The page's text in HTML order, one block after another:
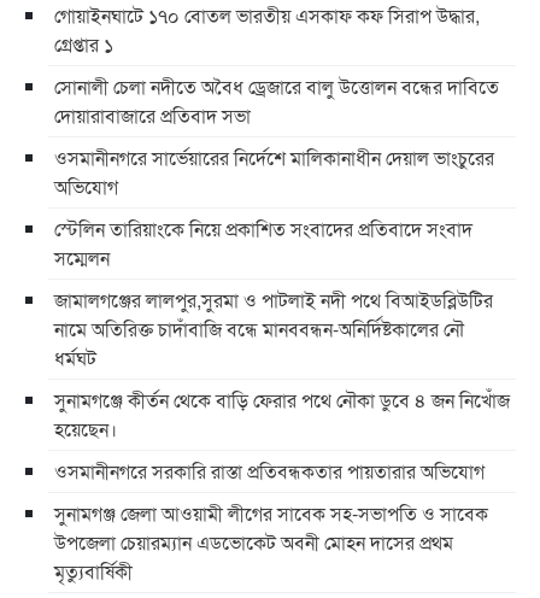
গোয়াইনঘাটে ১৭০ বোতল ভারতীয় এসকাফ কফ সিরাপ উদ্ধার,
গ্রেপ্তার ১
সোনালী চেলা নদীতে অবৈধ ড্রেজারে বালু উত্তোলন বন্ধের দাবিতে
দোয়ারাবাজারে প্রতিবাদ সভা
ওসমানীনগরে সার্ভেয়ারের নির্দেশে মালিকানাধীন দেয়াল ভাংচুরের
অভিযোগ
স্টেলিন তারিয়াংকে নিয়ে প্রকাশিত সংবাদের প্রতিবাদে সংবাদ
সম্মেলন
জামালগঞ্জের লালপুর,সুরমা ও পাটলাই নদী পথে বিআইডব্লিউটির
নামে অতিরিক্ত চাদাঁবাজি বন্ধে মানববন্ধন-অনির্দিষ্টকালের নৌ
ধর্মঘট
সুনামগঞ্জে কীর্তন থেকে বাড়ি ফেরার পথে নৌকা ডুবে ৪ জন নিখোঁজ
হয়েছেন।
ওসমানীনগরে সরকারি রাস্তা প্রতিবন্ধকতার পায়তারার অভিযোগ
সুনামগঞ্জ জেলা আওয়ামী লীগের সাবেক সহ-সভাপতি ও সাবেক
উপজেলা চেয়ারম্যান এডভোকেট অবনী মোহন দাসের প্রথম
মৃত্যুবার্ষিকী